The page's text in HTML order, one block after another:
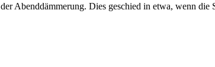
Abenddämmerung. Dies geschied in etwa, wenn